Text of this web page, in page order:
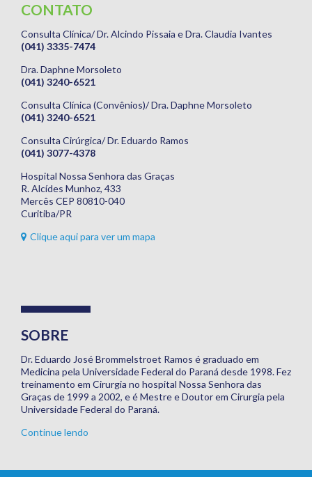
CONTATO
Consulta Clínica/ Dr. Alcindo Pissaia e Dra. Claudia Ivantes
(041) 3335-7474
Dra. Daphne Morsoleto
(041) 3240-6521
Consulta Clínica (Convênios)/ Dra. Daphne Morsoleto
(041) 3240-6521
Consulta Cirúrgica/ Dr. Eduardo Ramos
(041) 3077-4378
Hospital Nossa Senhora das Graças
R. Alcídes Munhoz, 433
Mercês CEP 80810-040
Curitiba/PR
Clique aqui para ver um mapa
SOBRE
Dr. Eduardo José Brommelstroet Ramos é graduado em
Medicina pela Universidade Federal do Paraná desde 1998. Fez
treinamento em Cirurgia no hospital Nossa Senhora das
Graças de 1999 a 2002, e é Mestre e Doutor em Cirurgia pela
Universidade Federal do Paraná.
Continue lendo